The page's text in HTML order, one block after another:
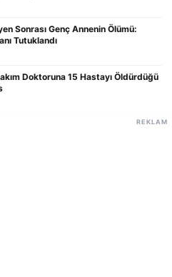
Sonrası Genç Annenin Ölümü:
Tutuklandı
Doktoruna 15 Hastayı Öldürdüğü
REKLAM